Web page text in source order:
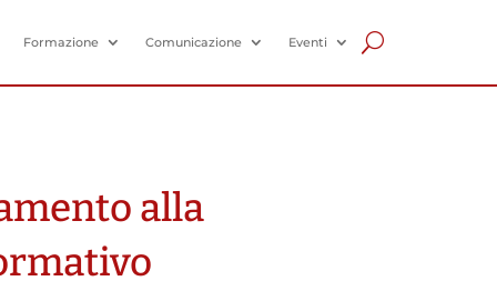
Formazione Comunicazione Eventi
alla